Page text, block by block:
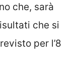
che, sarà
che si
per l’8